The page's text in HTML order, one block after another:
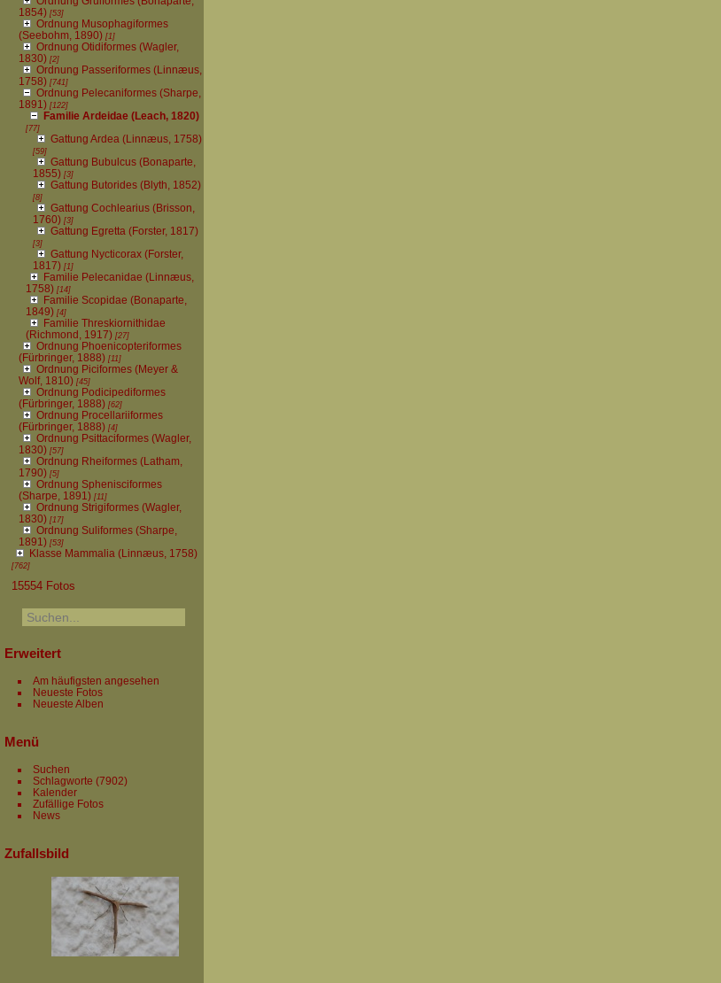
1854)[53]
Ordnung Musophagiformes
(Seebohm, 1890)[1]
Ordnung Otidiformes (Wagler,
1830)[2]
Ordnung Passeriformes (Linnæus,
1758)[741]
Ordnung Pelecaniformes (Sharpe,
1891)[122]
Familie Ardeidae (Leach, 1820)
[77]
Gattung Ardea (Linnæus, 1758)
[59]
Gattung Bubulcus (Bonaparte,
1855)[3]
Gattung Butorides (Blyth, 1852)
[8]
Gattung Cochlearius (Brisson,
1760)[3]
Gattung Egretta (Forster, 1817)
[3]
Gattung Nycticorax (Forster,
1817)[1]
Familie Pelecanidae (Linnæus,
1758)[14]
Familie Scopidae (Bonaparte,
1849)[4]
Familie Threskiornithidae
(Richmond, 1917)[27]
Ordnung Phoenicopteriformes
(Fürbringer, 1888)[11]
Ordnung Piciformes (Meyer &
Wolf, 1810)[45]
Ordnung Podicipediformes
(Fürbringer, 1888)[62]
Ordnung Procellariiformes
(Fürbringer, 1888)[4]
Ordnung Psittaciformes (Wagler,
1830)[57]
Ordnung Rheiformes (Latham,
1790) [5]
Ordnung Sphenisciformes
(Sharpe, 1891)[11]
Ordnung Strigiformes (Wagler,
1830)[17]
Ordnung Suliformes (Sharpe,
1891)[53]
Klasse Mammalia (Linnæus, 1758)
[762]
15554 Fotos
Erweitert
Am häufigsten angesehen
Neueste Fotos
Neueste Alben
Menü
Suchen
Schlagworte (7902)
Kalender
Zufällige Fotos
News
Zufallsbild